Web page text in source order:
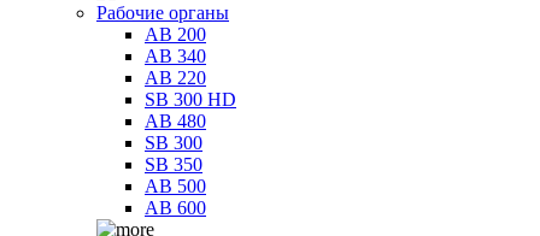
Рабочие органы
AB 200
AB 340
AB 220
SB 300 HD
AB 480
SB 300
SB 350
AB 500
AB 600